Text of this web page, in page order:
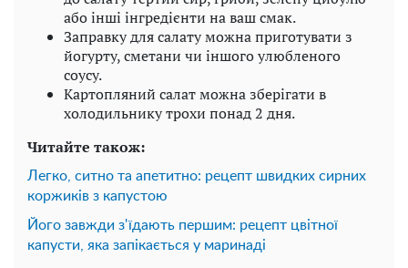
або інші інгредієнти на ваш смак.
Заправку для салату можна приготувати з
йогурту, сметани чи іншого улюбленого
соусу.
Картопляний салат можна зберігати в
холодильнику трохи понад 2 дня.
Читайте також:
Легко, ситно та апетитно: рецепт швидких сирних
коржиків з капустою
Його завжди з'їдають першим: рецепт цвітної
капусти, яка запікається у маринаді